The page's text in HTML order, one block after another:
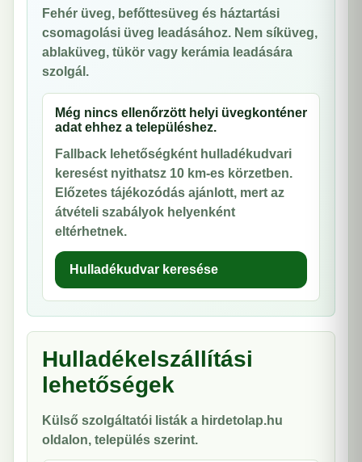
Fehér üveg, befőttesüveg és háztartási
csomagolási üveg leadásához. Nem síküveg,
ablaküveg, tükör vagy kerámia leadására
szolgál.
Még nincs ellenőrzött helyi üvegkonténer
adat ehhez a településhez.
Fallback lehetőségként hulladékudvari
keresést nyithatsz 10 km-es körzetben.
Előzetes tájékozódás ajánlott, mert az
átvételi szabályok helyenként
eltérhetnek.
Hulladékudvar keresése
Hulladékelszállítási
lehetőségek
Külső szolgáltatói listák a hirdetolap.hu
oldalon, település szerint.